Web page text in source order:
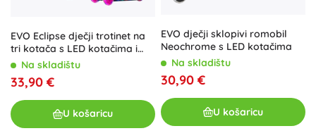
EVO Eclipse dječji trotinet na
tri kotača s LED kotačima i
osvijetljenim podvozjem –
Na skladištu
33,90 €
U košaricu
EVO dječji sklopivi romobil
Neochrome s LED kotačima
Na skladištu
30,90 €
U košaricu